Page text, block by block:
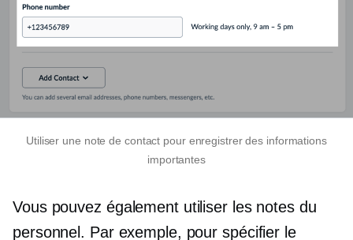
Utiliser une note de contact pour enregistrer des informations
importantes
Vous pouvez également utiliser les notes du
personnel. Par exemple, pour spécifier le